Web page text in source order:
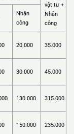
vật tư +
Nhân
công
Nhân
công
20.000 35.000
30.000 45.000
130.000 315.000
150.000 235.000